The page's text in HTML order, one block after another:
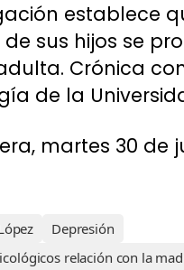
establece
sus hijos se
Crónica
de la
martes 30 de
Depresión
relación con la